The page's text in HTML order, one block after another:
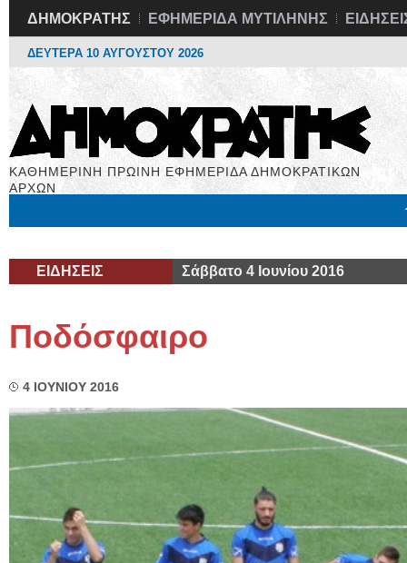
ΔΗΜΟΚΡΑΤΗΣ ΕΦΗΜΕΡΙΔΑ ΜΥΤΙΛΗΝΗΣ
ΔΕΥΤΕΡΑ 10 ΑΥΓΟΥΣΤΟΥ 2026
ΚΑΘΗΜΕΡΙΝΗ ΠΡΩΙΝΗ ΕΦΗΜΕΡΙΔΑ ΔΗΜΟΚΡΑΤΙΚΩΝ
ΑΡΧΩΝ
ΕΙΔΗΣΕΙΣ Σάββατο 4 Ιουνίου 2016
Ποδόσφαιρο
4 ΙΟΥΝΙΟΥ 2016